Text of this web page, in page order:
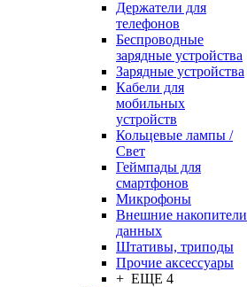
Держатели для
телефонов
Беспроводные
зарядные устройства
Зарядные устройства
Кабели для
мобильных
устройств
Кольцевые лампы /
Свет
Геймпады для
смартфонов
Микрофоны
Внешние накопители
данных
Штативы, триподы
Прочие аксессуары
+ ЕЩЕ 4